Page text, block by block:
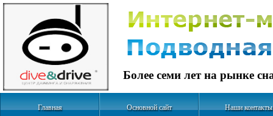
Более семи лет на рынке
Главная Основной сайт Наши контакты